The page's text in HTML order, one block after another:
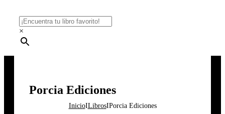
×
Porcia Ediciones
InicioILibrosIPorcia Ediciones